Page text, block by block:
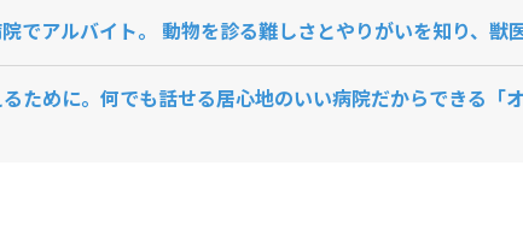
でアルバイト。 動物を診る難しさとやりがいを知り、獣医
ために。何でも話せる居心地のいい病院だからできる「